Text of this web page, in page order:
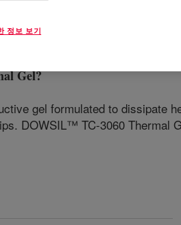
Gel?
gel formulated to dissipate
DOWSIL™ TC-3060 Thermal
정보 보기